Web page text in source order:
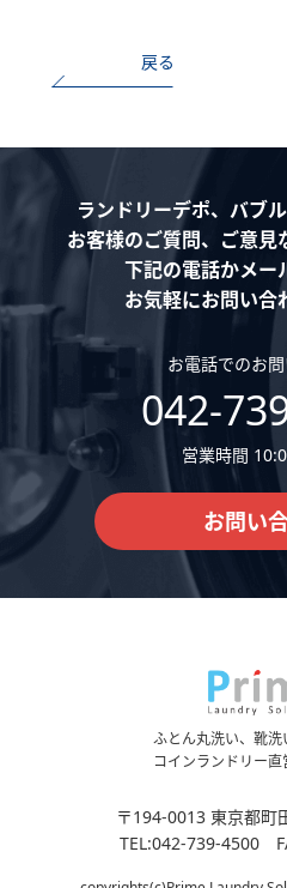
戻る
ランドリーデポ、バブ
お客様のご質問、ご意見
下記の電話かメー
お気軽にお問い合
お電話でのお
042-
営業時間
お問い
ふとん丸洗い、靴洗
コインランドリー
〒194-0013 東京都町
TEL:042-739-4500